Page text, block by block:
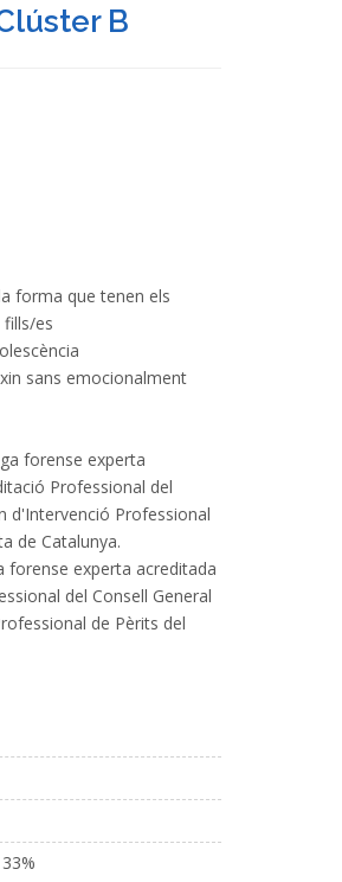
B
forma que tenen els
es
sans emocionalment
forense experta
Professional del
d'Intervenció Professional
de Catalunya.
forense experta acreditada
del Consell General
de Pèrits del